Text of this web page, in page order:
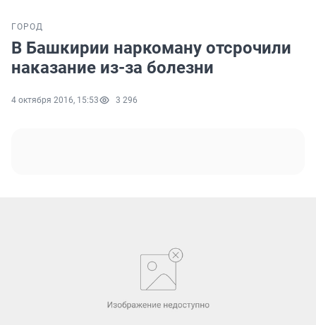
ГОРОД
В Башкирии наркоману отсрочили
наказание из-за болезни
4 октября 2016, 15:53 3 296